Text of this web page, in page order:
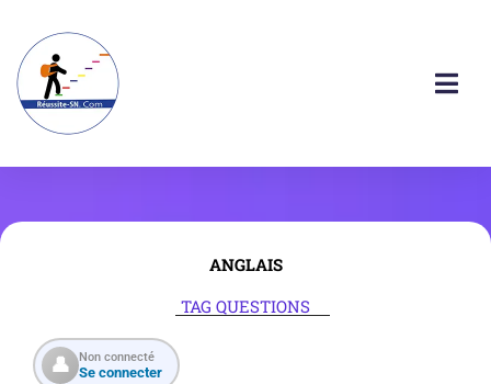
ANGLAIS
TAG QUESTIONS
👤 Non connecté
Se connecter